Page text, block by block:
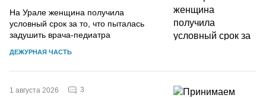
На Урале женщина получила
условный срок за то, что пыталась
задушить врача-педиатра
ДЕЖУРНАЯ ЧАСТЬ
1 августа 2026 3